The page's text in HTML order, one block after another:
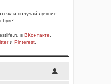
и получай лучшие
в ВКонтакте
и Pinterest